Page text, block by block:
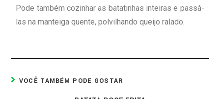
Pode também cozinhar as batatinhas inteiras e passá-
las na manteiga quente, polvilhando queijo ralado.
VOCÊ TAMBÉM PODE GOSTAR